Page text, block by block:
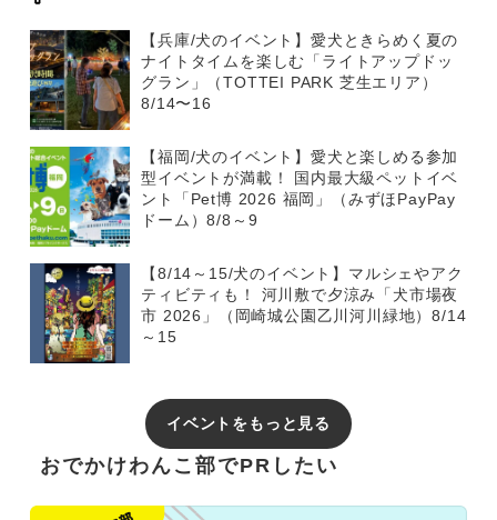
【兵庫/犬のイベント】愛犬ときらめく夏の
ナイトタイムを楽しむ「ライトアップドッ
グラン」（TOTTEI PARK 芝生エリア）
8/14〜16
【福岡/犬のイベント】愛犬と楽しめる参加
型イベントが満載！ 国内最大級ペットイベ
ント「Pet博 2026 福岡」（みずほPayPay
ドーム）8/8～9
【8/14～15/犬のイベント】マルシェやアク
ティビティも！ 河川敷で夕涼み「犬市場夜
市 2026」（岡崎城公園乙川河川緑地）8/14
～15
イベントをもっと見る
おでかけわんこ部でPRしたい